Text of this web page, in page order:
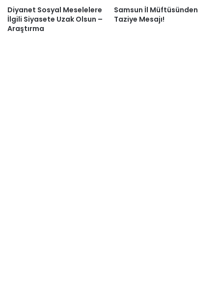
Diyanet Sosyal Meselelere
İlgili Siyasete Uzak Olsun –
Araştırma
Samsun İl Müftüsünden
Taziye Mesajı!